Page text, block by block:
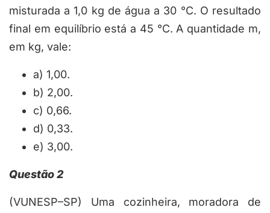
misturada a 1,0 kg de água a 30 °C. O resultado
final em equilíbrio está a 45 °C. A quantidade m,
em kg, vale:
a) 1,00.
b) 2,00.
c) 0,66.
d) 0,33.
e) 3,00.
Questão 2
(VUNESP–SP) Uma cozinheira, moradora de